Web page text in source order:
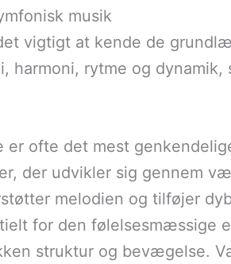
musik
vigtigt at kende de
harmoni, rytme og
er ofte det mest
der udvikler sig gennem
melodien og tilføjer
for den følelsesmæssige
struktur og bevægelse.